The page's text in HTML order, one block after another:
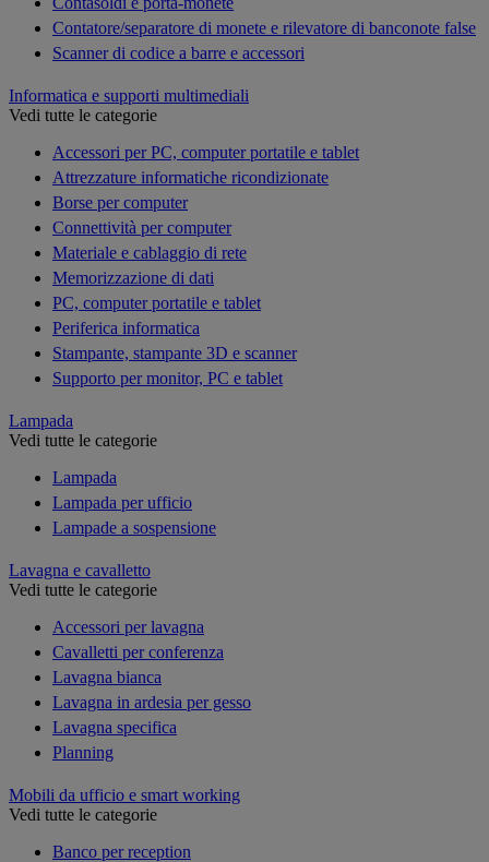
Contatore/separatore di monete e rilevatore di banconote false
Scanner di codice a barre e accessori
Informatica e supporti multimediali
Vedi tutte le categorie
Accessori per PC, computer portatile e tablet
Attrezzature informatiche ricondizionate
Borse per computer
Connettività per computer
Materiale e cablaggio di rete
Memorizzazione di dati
PC, computer portatile e tablet
Periferica informatica
Stampante, stampante 3D e scanner
Supporto per monitor, PC e tablet
Lampada
Vedi tutte le categorie
Lampada
Lampada per ufficio
Lampade a sospensione
Lavagna e cavalletto
Vedi tutte le categorie
Accessori per lavagna
Cavalletti per conferenza
Lavagna bianca
Lavagna in ardesia per gesso
Lavagna specifica
Planning
Mobili da ufficio e smart working
Vedi tutte le categorie
Banco per reception